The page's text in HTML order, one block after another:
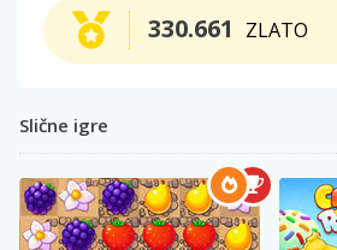
ZLATO
330.661
Slične igre